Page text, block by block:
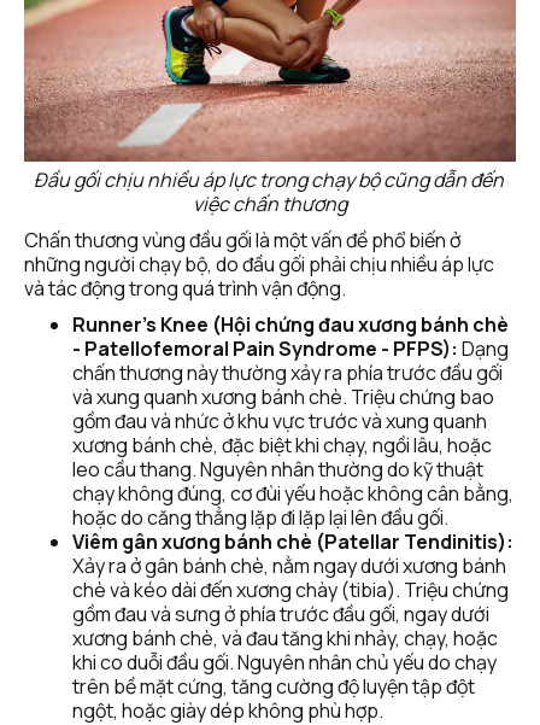
Đầu gối chịu nhiều áp lực trong chạy bộ cũng dẫn đến
việc chấn thương
Chấn thương vùng đầu gối là một vấn đề phổ biến ở
những người chạy bộ, do đầu gối phải chịu nhiều áp lực
và tác động trong quá trình vận động.
Runner’s Knee (Hội chứng đau xương bánh chè
- Patellofemoral Pain Syndrome - PFPS): Dạng
chấn thương này thường xảy ra phía trước đầu gối
và xung quanh xương bánh chè. Triệu chứng bao
gồm đau và nhức ở khu vực trước và xung quanh
xương bánh chè, đặc biệt khi chạy, ngồi lâu, hoặc
leo cầu thang. Nguyên nhân thường do kỹ thuật
chạy không đúng, cơ đùi yếu hoặc không cân bằng,
hoặc do căng thẳng lặp đi lặp lại lên đầu gối.
Viêm gân xương bánh chè (Patellar Tendinitis):
Xảy ra ở gân bánh chè, nằm ngay dưới xương bánh
chè và kéo dài đến xương chày (tibia). Triệu chứng
gồm đau và sưng ở phía trước đầu gối, ngay dưới
xương bánh chè, và đau tăng khi nhảy, chạy, hoặc
khi co duỗi đầu gối. Nguyên nhân chủ yếu do chạy
trên bề mặt cứng, tăng cường độ luyện tập đột
ngột, hoặc giày dép không phù hợp.